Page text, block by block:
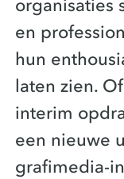
organisaties
en
hun
laten zien.
interim
een nieuwe
grafimedia-